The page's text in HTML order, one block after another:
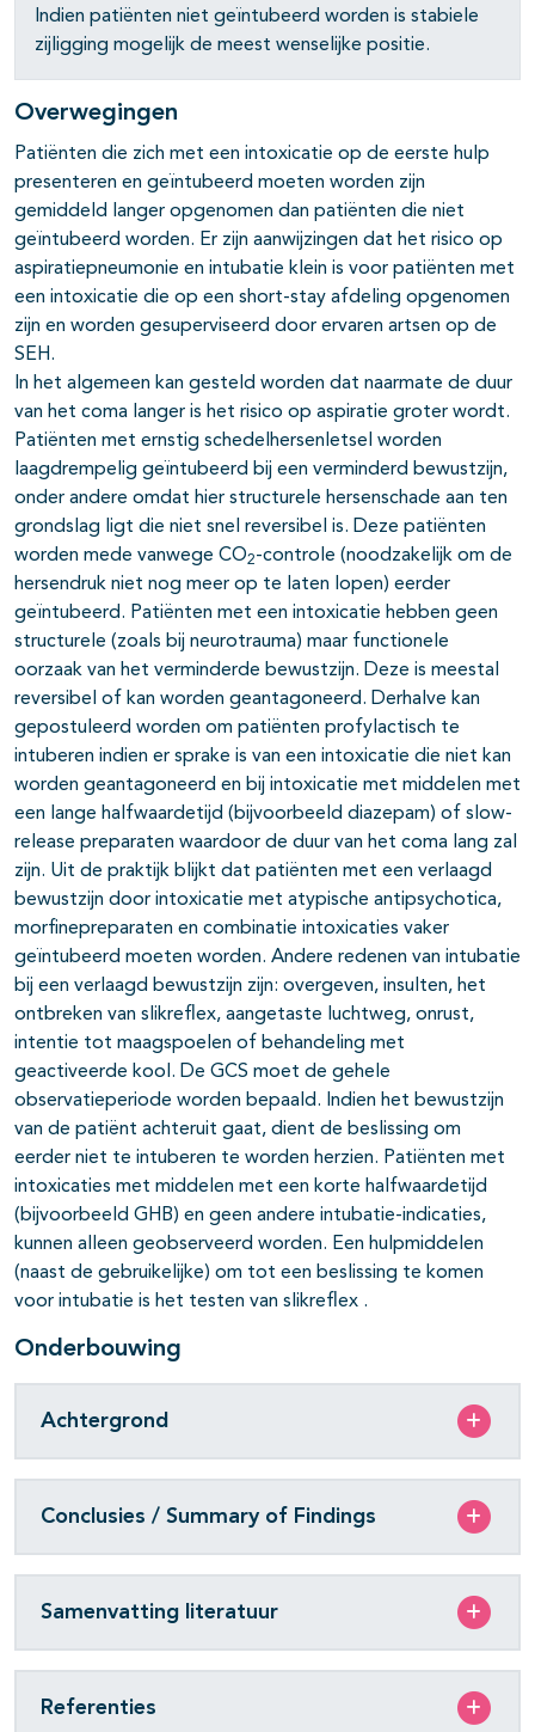
Indien patiënten niet geïntubeerd worden is stabiele
zijligging mogelijk de meest wenselijke positie.
Overwegingen
Patiënten die zich met een intoxicatie op de eerste hulp
presenteren en geïntubeerd moeten worden zijn
gemiddeld langer opgenomen dan patiënten die niet
geïntubeerd worden. Er zijn aanwijzingen dat het risico op
aspiratiepneumonie en intubatie klein is voor patiënten met
een intoxicatie die op een short-stay afdeling opgenomen
zijn en worden gesuperviseerd door ervaren artsen op de
SEH.
In het algemeen kan gesteld worden dat naarmate de duur
van het coma langer is het risico op aspiratie groter wordt.
Patiënten met ernstig schedelhersenletsel worden
laagdrempelig geïntubeerd bij een verminderd bewustzijn,
onder andere omdat hier structurele hersenschade aan ten
grondslag ligt die niet snel reversibel is. Deze patiënten
worden mede vanwege CO2-controle (noodzakelijk om de
hersendruk niet nog meer op te laten lopen) eerder
geïntubeerd. Patiënten met een intoxicatie hebben geen
structurele (zoals bij neurotrauma) maar functionele
oorzaak van het verminderde bewustzijn. Deze is meestal
reversibel of kan worden geantagoneerd. Derhalve kan
gepostuleerd worden om patiënten profylactisch te
intuberen indien er sprake is van een intoxicatie die niet kan
worden geantagoneerd en bij intoxicatie met middelen met
een lange halfwaardetijd (bijvoorbeeld diazepam) of slow-
release preparaten waardoor de duur van het coma lang zal
zijn. Uit de praktijk blijkt dat patiënten met een verlaagd
bewustzijn door intoxicatie met atypische antipsychotica,
morfinepreparaten en combinatie intoxicaties vaker
geïntubeerd moeten worden. Andere redenen van intubatie
bij een verlaagd bewustzijn zijn: overgeven, insulten, het
ontbreken van slikreflex, aangetaste luchtweg, onrust,
intentie tot maagspoelen of behandeling met
geactiveerde kool. De GCS moet de gehele
observatieperiode worden bepaald. Indien het bewustzijn
van de patiënt achteruit gaat, dient de beslissing om
eerder niet te intuberen te worden herzien. Patiënten met
intoxicaties met middelen met een korte halfwaardetijd
(bijvoorbeeld GHB) en geen andere intubatie-indicaties,
kunnen alleen geobserveerd worden. Een hulpmiddelen
(naast de gebruikelijke) om tot een beslissing te komen
voor intubatie is het testen van slikreflex .
Onderbouwing
Achtergrond
Conclusies / Summary of Findings
Samenvatting literatuur
Referenties